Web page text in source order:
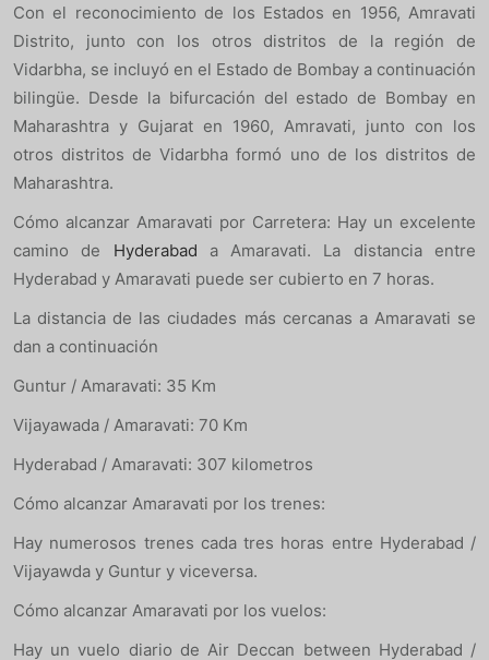
Con el reconocimiento de los Estados en 1956, Amravati
Distrito, junto con los otros distritos de la región de
Vidarbha, se incluyó en el Estado de Bombay a continuación
bilingüe. Desde la bifurcación del estado de Bombay en
Maharashtra y Gujarat en 1960, Amravati, junto con los
otros distritos de Vidarbha formó uno de los distritos de
Maharashtra.
Cómo alcanzar Amaravati por Carretera: Hay un excelente
camino de Hyderabad a Amaravati. La distancia entre
Hyderabad y Amaravati puede ser cubierto en 7 horas.
La distancia de las ciudades más cercanas a Amaravati se
dan a continuación
Guntur / Amaravati: 35 Km
Vijayawada / Amaravati: 70 Km
Hyderabad / Amaravati: 307 kilometros
Cómo alcanzar Amaravati por los trenes:
Hay numerosos trenes cada tres horas entre Hyderabad /
Vijayawda y Guntur y viceversa.
Cómo alcanzar Amaravati por los vuelos:
Hay un vuelo diario de Air Deccan between Hyderabad /